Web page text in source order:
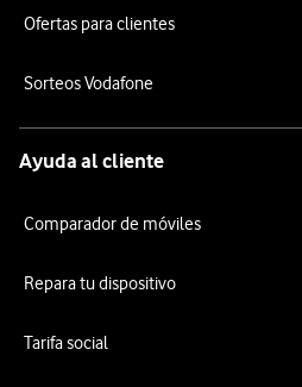
Ofertas para clientes
Sorteos Vodafone
Ayuda al cliente
Comparador de móviles
Repara tu dispositivo
Tarifa social